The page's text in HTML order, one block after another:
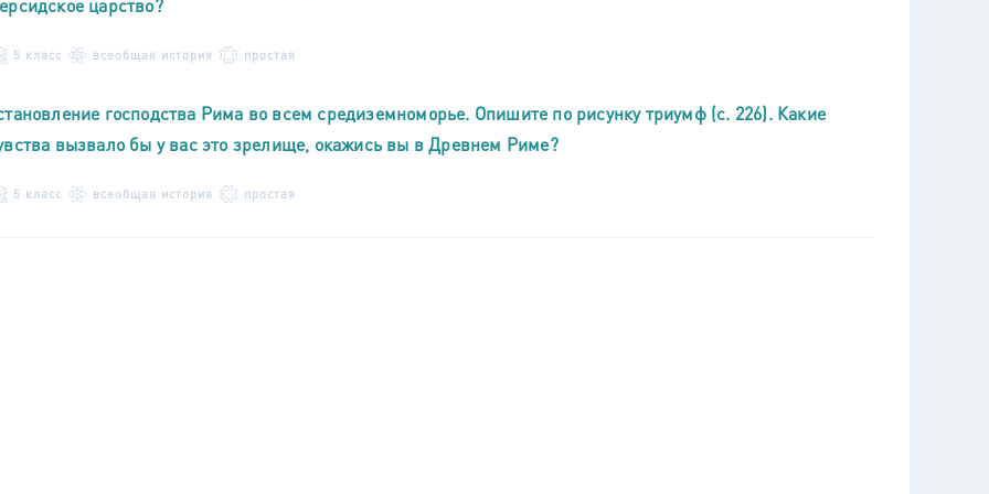
царство?
5 класс всеобщая история простая
господства Рима во всем средиземноморье. Опишите по рисунку триумф (с. 226). Какие
вызвало бы у вас это зрелище, окажись вы в Древнем Риме?
5 класс всеобщая история простая